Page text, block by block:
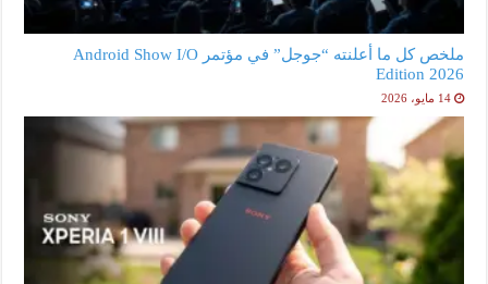
ملخص كل ما أعلنته “جوجل” في مؤتمر Android Show I/O
Edition 2026
14 مايو، 2026